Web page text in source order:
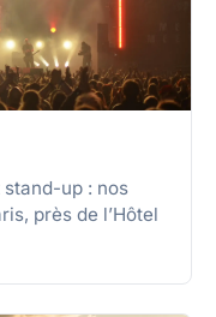
up : nos
près de l’Hôtel